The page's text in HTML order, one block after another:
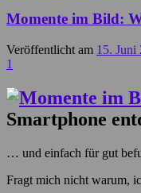
Momente im Bild:
Veröffentlicht am 15. Juni
1
Smartphone
… und einfach für gut
Fragt mich nicht warum,